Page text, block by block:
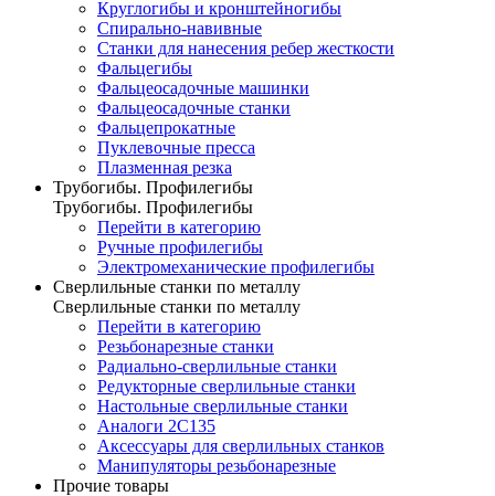
Круглогибы и кронштейногибы
Спирально-навивные
Станки для нанесения ребер жесткости
Фальцегибы
Фальцеосадочные машинки
Фальцеосадочные станки
Фальцепрокатные
Пуклевочные пресса
Плазменная резка
Трубогибы. Профилегибы
Трубогибы. Профилегибы
Перейти в категорию
Ручные профилегибы
Электромеханические профилегибы
Сверлильные станки по металлу
Сверлильные станки по металлу
Перейти в категорию
Резьбонарезные станки
Радиально-сверлильные станки
Редукторные сверлильные станки
Настольные сверлильные станки
Аналоги 2С135
Аксессуары для сверлильных станков
Манипуляторы резьбонарезные
Прочие товары